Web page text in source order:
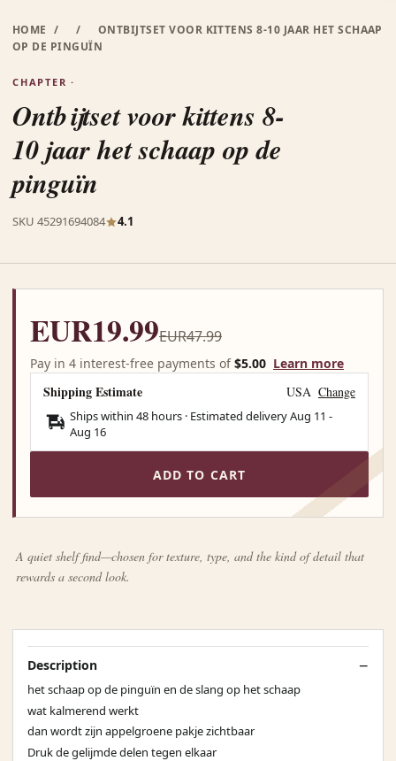
HOME / /
ONTBIJTSET VOOR KITTENS 8-10 JAAR HET SCHAAP
OP DE PINGUÏN
CHAPTER ·
Ontbijtset voor kittens 8-
10 jaar het schaap op de
pinguïn
SKU 45291694084 4.1
EUR19.99EUR47.99
Pay in 4 interest-free payments of$5.00 Learn more
Shipping Estimate USA Change
Ships within 48 hours · Estimated deliveryAug 11 -
Aug 16
ADD TO CART
A quiet shelf find—chosen for texture, type, and the kind of detail that
rewards a second look.
Description
het schaap op de pinguïn en de slang op het schaap
wat kalmerend werkt
dan wordt zijn appelgroene pakje zichtbaar
Druk de gelijmde delen tegen elkaar